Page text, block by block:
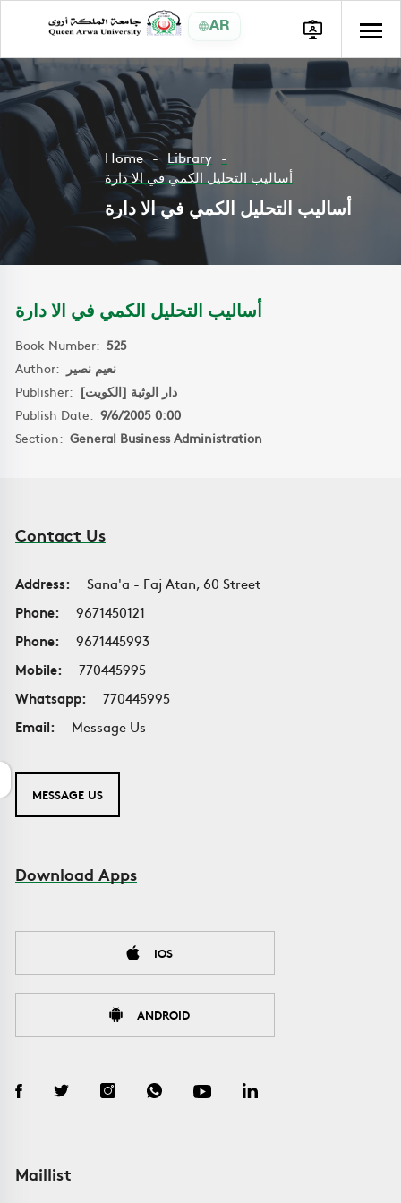
AR
Home
Library
أساليب التحليل الكمي في الا دارة
أساليب التحليل الكمي في الا دارة
أساليب التحليل الكمي في الا دارة
Book Number: 525
Author: نعيم نصير
Publisher: دار الوثبة [الكويت]
Publish Date: 9/6/2005 0:00
Section: General Business Administration
Contact Us
Address:
Sana'a - Faj Atan, 60 Street
Phone:
9671450121
Phone:
9671445993
Mobile:
770445995
Whatsapp:
770445995
Email:
Message Us
MESSAGE US
Download Apps
IOS
ANDROID
Maillist